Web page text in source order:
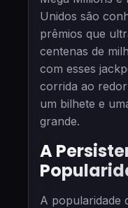
Unidos são
prêmios que
centenas de
com esses
corrida ao
um bilhete e
grande.
A
A popularidade